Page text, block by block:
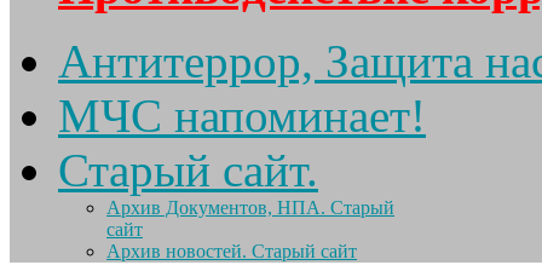
Антитеррор, Защита
МЧС напоминает!
Старый сайт.
Архив Документов, НПА. Старый
сайт
Архив новостей. Старый сайт